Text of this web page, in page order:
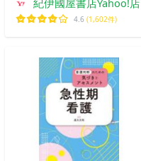
紀伊國屋書店Yahoo!店
4.6 (1,602件)